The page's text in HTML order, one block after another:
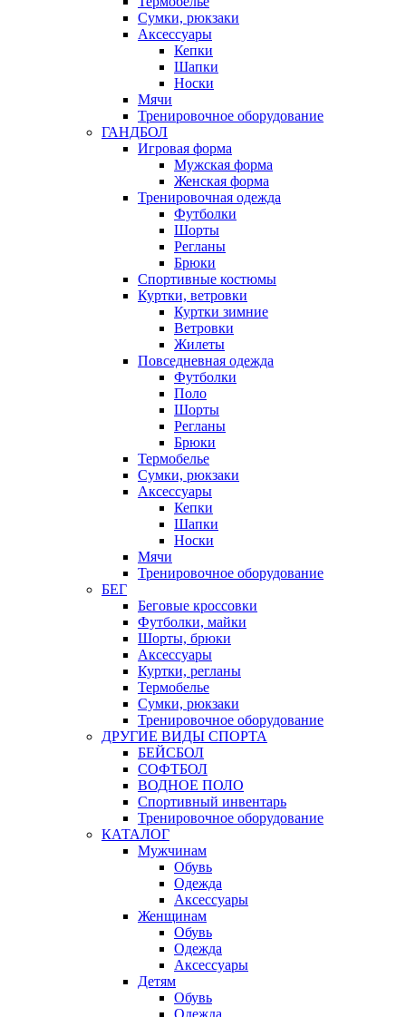
Сумки, рюкзаки
Аксессуары
Кепки
Шапки
Носки
Мячи
Тренировочное оборудование
ГАНДБОЛ
Игровая форма
Мужская форма
Женская форма
Тренировочная одежда
Футболки
Шорты
Регланы
Брюки
Спортивные костюмы
Куртки, ветровки
Куртки зимние
Ветровки
Жилеты
Повседневная одежда
Футболки
Поло
Шорты
Регланы
Брюки
Термобелье
Сумки, рюкзаки
Аксессуары
Кепки
Шапки
Носки
Мячи
Тренировочное оборудование
БЕГ
Беговые кроссовки
Футболки, майки
Шорты, брюки
Аксессуары
Куртки, регланы
Термобелье
Сумки, рюкзаки
Тренировочное оборудование
ДРУГИЕ ВИДЫ СПОРТА
БЕЙСБОЛ
СОФТБОЛ
ВОДНОЕ ПОЛО
Спортивный инвентарь
Тренировочное оборудование
КАТАЛОГ
Мужчинам
Обувь
Одежда
Аксессуары
Женщинам
Обувь
Одежда
Аксессуары
Детям
Обувь
Одежда